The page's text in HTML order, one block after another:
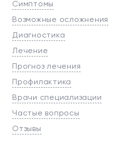
Симптомы
Возможные осложнения
Диагностика
Лечение
Прогноз лечения
Профилактика
Врачи специализации
Частые вопросы
Отзывы